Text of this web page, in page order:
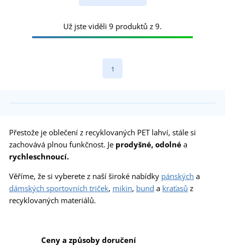
Už jste viděli 9 produktů z 9.
1
Přestože je oblečení z recyklovaných PET lahví, stále si
zachovává plnou funkčnost. Je prodyšné, odolné a
rychleschnoucí.
Věříme, že si vyberete z naší široké nabídky pánských a
dámských sportovních triček, mikin, bund a kraťasů z
recyklovaných materiálů.
Ceny a způsoby doručení